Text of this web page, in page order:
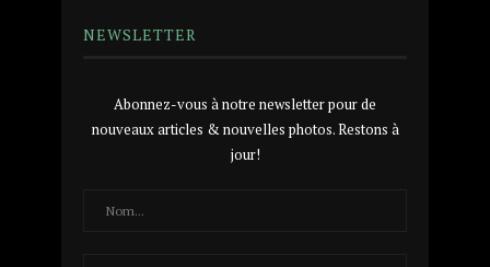
NEWSLETTER
Abonnez-vous à notre newsletter pour de
nouveaux articles & nouvelles photos. Restons à
jour!